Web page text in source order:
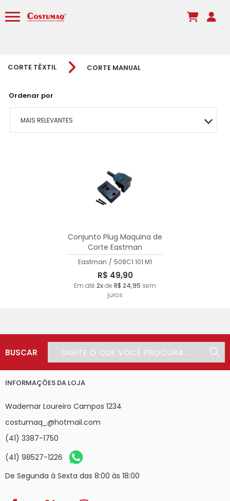
CORTE TÊXTIL CORTE MANUAL
Ordenar por
MAIS RELEVANTES
Conjunto Plug Maquina de
Corte Eastman
Eastman / 508C1 101 M1
R$ 49,90
Em até 2xde R$ 24,95 sem
juros
BUSCAR
INFORMAÇÕES DA LOJA
Wademar Loureiro Campos 1234
costumaq_@hotmail.com
(41) 3387-1750
(41) 98527-1226
De Segunda à Sexta das 8:00 às 18:00